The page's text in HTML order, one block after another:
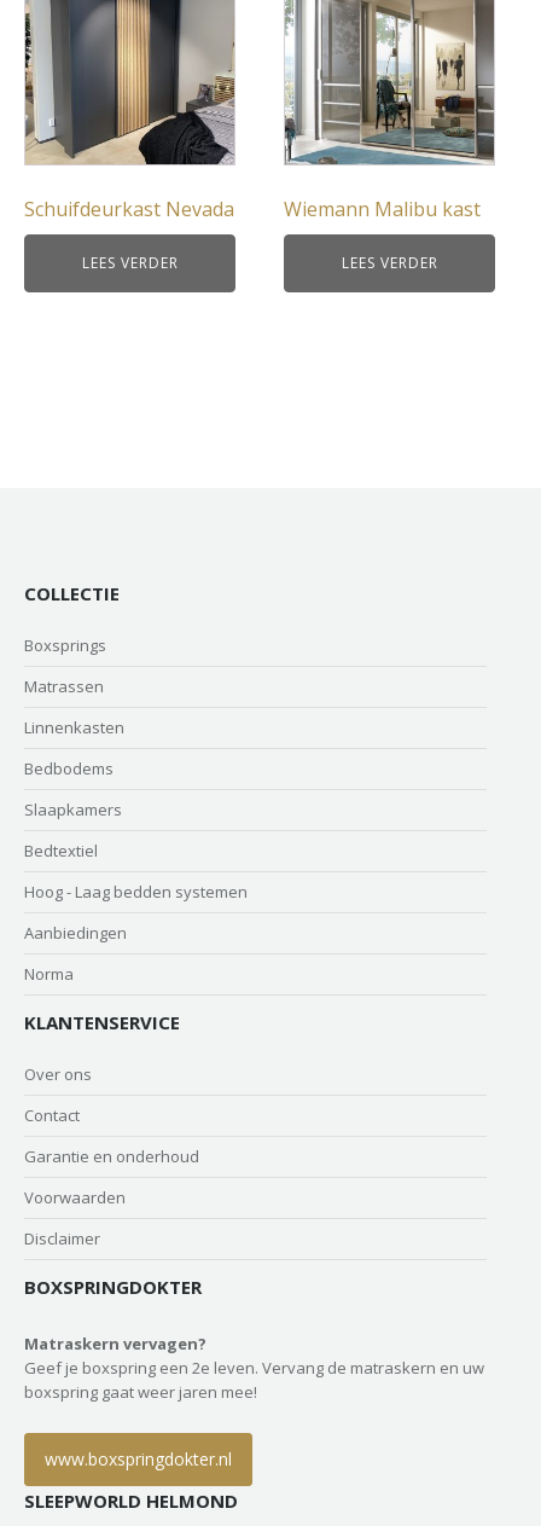
Schuifdeurkast Nevada
LEES VERDER
Wiemann Malibu kast
LEES VERDER
COLLECTIE
Boxsprings
Matrassen
Linnenkasten
Bedbodems
Slaapkamers
Bedtextiel
Hoog - Laag bedden systemen
Aanbiedingen
Norma
KLANTENSERVICE
Over ons
Contact
Garantie en onderhoud
Voorwaarden
Disclaimer
BOXSPRINGDOKTER
Matraskern vervagen?
Geef je boxspring een 2e leven. Vervang de matraskern en uw
boxspring gaat weer jaren mee!
www.boxspringdokter.nl
SLEEPWORLD HELMOND